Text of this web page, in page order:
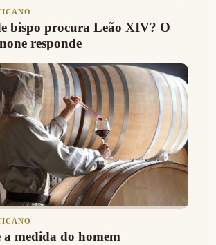
bispo procura Leão XIV? O
responde
a medida do homem